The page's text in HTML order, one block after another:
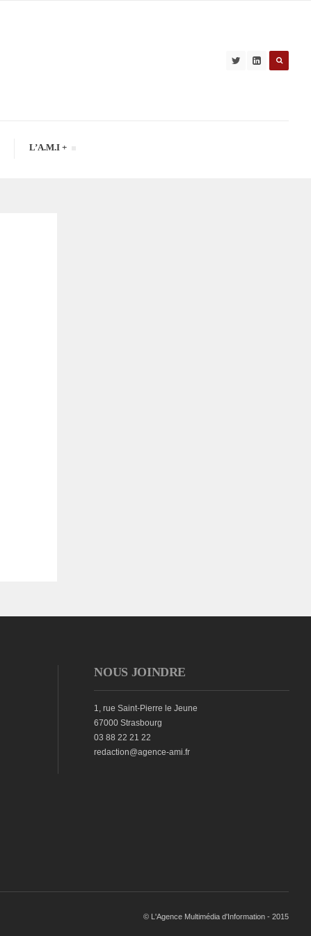
L’A.M.I +
NOUS JOINDRE
1, rue Saint-Pierre le Jeune
67000 Strasbourg
03 88 22 21 22
redaction@agence-ami.fr
© L'Agence Multimédia d'Information - 2015